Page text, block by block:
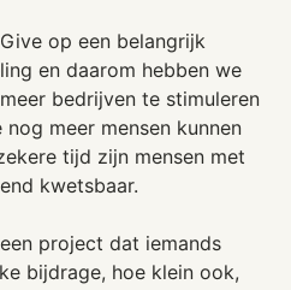
op een belangrijk
en daarom hebben we
bedrijven te stimuleren
meer mensen kunnen
tijd zijn mensen met
kwetsbaar.
project dat iemands
bijdrage, hoe klein ook,